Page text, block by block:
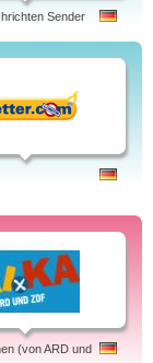
Sender
(von ARD und